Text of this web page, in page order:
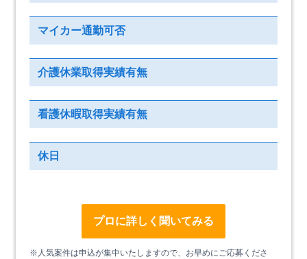
マイカー通勤可否
介護休業取得実績有無
看護休暇取得実績有無
休日
プロに詳しく聞いてみる
※人気案件は申込が集中いたしますので、お早めにご応募くださ